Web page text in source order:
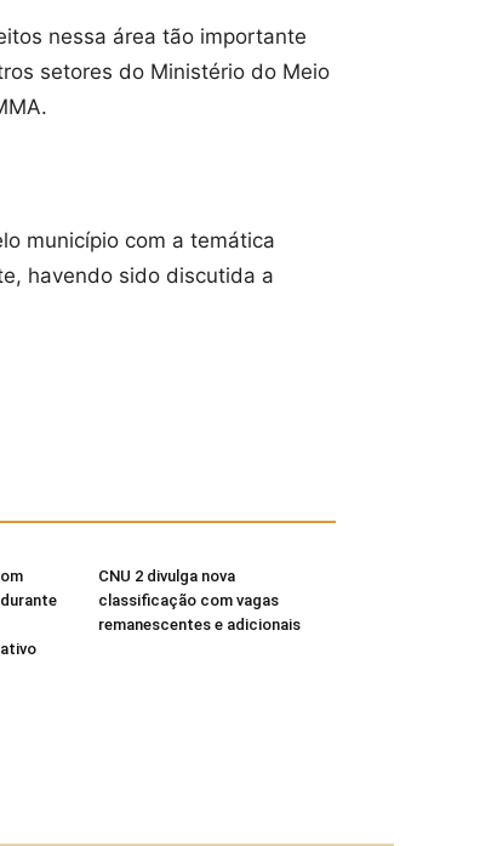
nessa área tão importante
setores do Ministério do Meio
município com a temática
havendo sido discutida a
CNU 2 divulga nova
classificação com vagas
remanescentes e adicionais